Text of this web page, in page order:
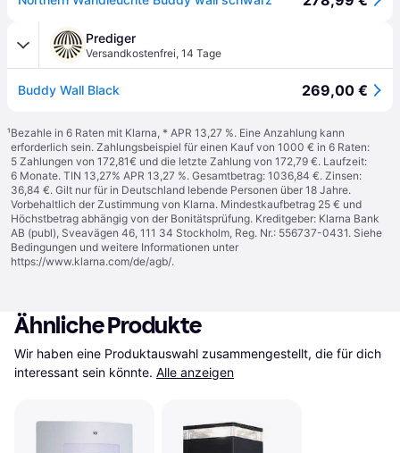
Prediger
Versandkostenfrei, 14 Tage
Buddy Wall Black 269,00 €
¹Bezahle in 6 Raten mit Klarna, * APR 13,27 %. Eine Anzahlung kann
erforderlich sein. Zahlungsbeispiel für einen Kauf von 1000 € in 6 Raten:
5 Zahlungen von 172,81€ und die letzte Zahlung von 172,79 €. Laufzeit:
6 Monate. TIN 13,27% APR 13,27 %. Gesamtbetrag: 1036,84 €. Zinsen:
36,84 €. Gilt nur für in Deutschland lebende Personen über 18 Jahre.
Vorbehaltlich der Zustimmung von Klarna. Mindestkaufbetrag 25 € und
Höchstbetrag abhängig von der Bonitätsprüfung. Kreditgeber: Klarna Bank
AB (publ), Sveavägen 46, 111 34 Stockholm, Reg. Nr.: 556737-0431. Siehe
Bedingungen und weitere Informationen unter
https://www.klarna.com/de/agb/.
Ähnliche Produkte
Wir haben eine Produktauswahl zusammengestellt, die für dich
interessant sein könnte. Alle anzeigen